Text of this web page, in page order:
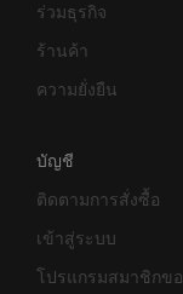
ร่วมธุรกิจ
ร้านค้า
ความยั่งยืน
บัญชี
ติดตามการสั่งซื้อ
เข้าสู่ระบบ
โปรแกรมสมาชิกขอ